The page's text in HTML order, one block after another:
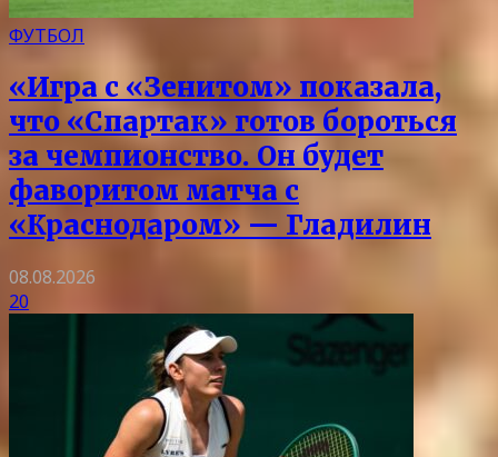
ФУТБОЛ
«Игра с «Зенитом» показала,
что «Спартак» готов бороться
за чемпионство. Он будет
фаворитом матча с
«Краснодаром» — Гладилин
08.08.2026
20